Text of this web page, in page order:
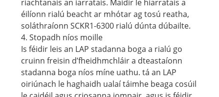
riachtanais an iarratais. Maidir le hiarratais a
éilíonn rialú beacht ar mhótar ag tosú reatha,
soláthraíonn SCKR1-6300 rialú dúnta dúbailte.
4. Stopadh níos moille
Is féidir leis an LAP stadanna boga a rialú go
cruinn freisin d’fheidhmchláir a dteastaíonn
stadanna boga níos míne uathu. tá an LAP
oiriúnach le haghaidh ualaí táimhe beaga cosúil